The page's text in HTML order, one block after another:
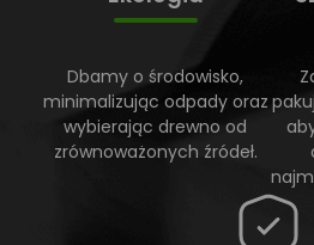
Dbamy o środowisko,
minimalizując odpady oraz
wybierając drewno od
zrównoważonych źródeł.